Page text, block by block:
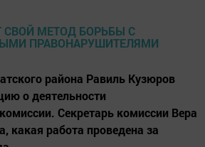
района Равиль Кузюров
о деятельности
Секретарь комиссии Вера
какая работа проведена за